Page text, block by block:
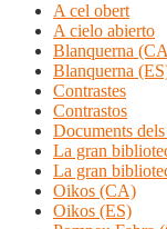
A cel obert
A cielo abierto
Blanquerna
Blanquerna
Contrastes
Contrastos
Documents
La gran
La gran
Oikos (CA)
Oikos (ES)